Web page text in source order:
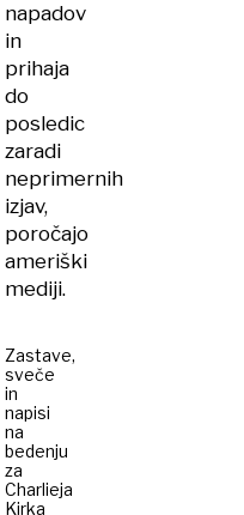
napadov
in
prihaja
do
posledic
zaradi
neprimernih
izjav,
poročajo
ameriški
mediji.
Zastave,
sveče
in
napisi
na
bedenju
za
Charlieja
Kirka